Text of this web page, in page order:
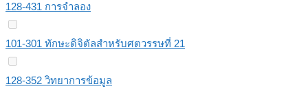
128-431 การจำลอง
101-301 ทักษะดิจิตัลสําหรับศตวรรษที่ 21
128-352 วิทยาการข้อมูล